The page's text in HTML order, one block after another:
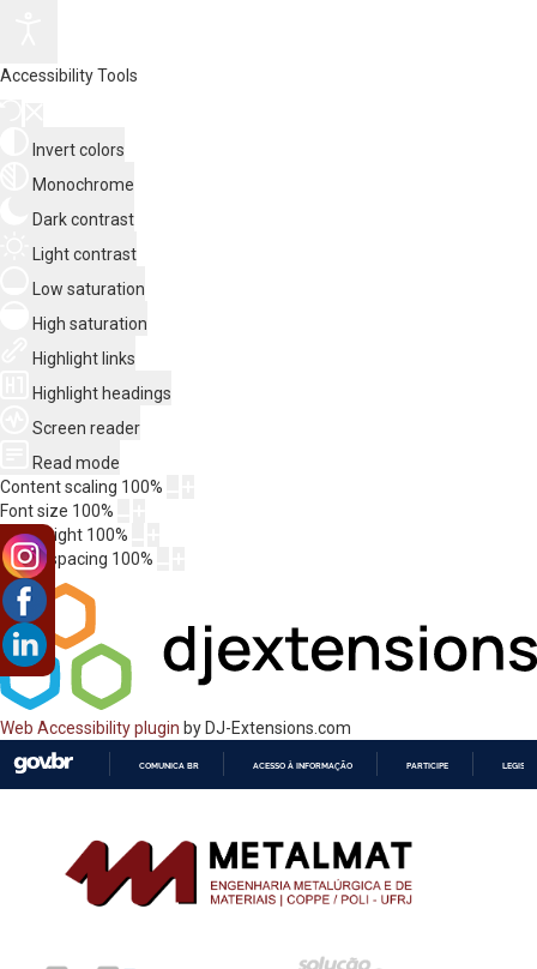
Accessibility Tools
Invert colors
Monochrome
Dark contrast
Light contrast
Low saturation
High saturation
Highlight links
Highlight headings
Screen reader
Read mode
Content scaling 100%
Font size 100%
Line height 100%
Letter spacing 100%
Web Accessibility plugin by DJ-Extensions.com
CONTEÚDO
COMUNICA BR ACESSO À INFORMAÇÃO PARTICIPE